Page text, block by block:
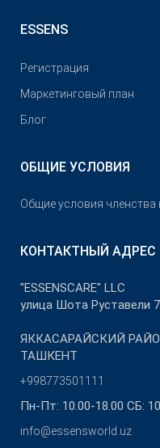
ESSENS
Pегистрация
Маркетинговый план
Блог
ОБЩИЕ УСЛОВИЯ
Общие условия членства
КОНТАКТНЫЙ АДРЕС
"ESSENSCARE" LLC
улица Шота Руставели
ЯККАСАРАЙСКИЙ
ТАШКЕНТ
+998773501111
Пн-Пт: 10.00-18.00 СБ:
info@essensworld.uz